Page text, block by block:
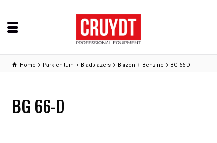
Home Park en tuin Bladblazers Blazen Benzine BG 66-D
BG 66-D